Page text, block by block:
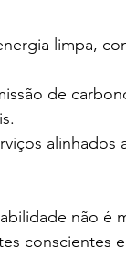
limpa,
de
alinhados
não é
conscientes